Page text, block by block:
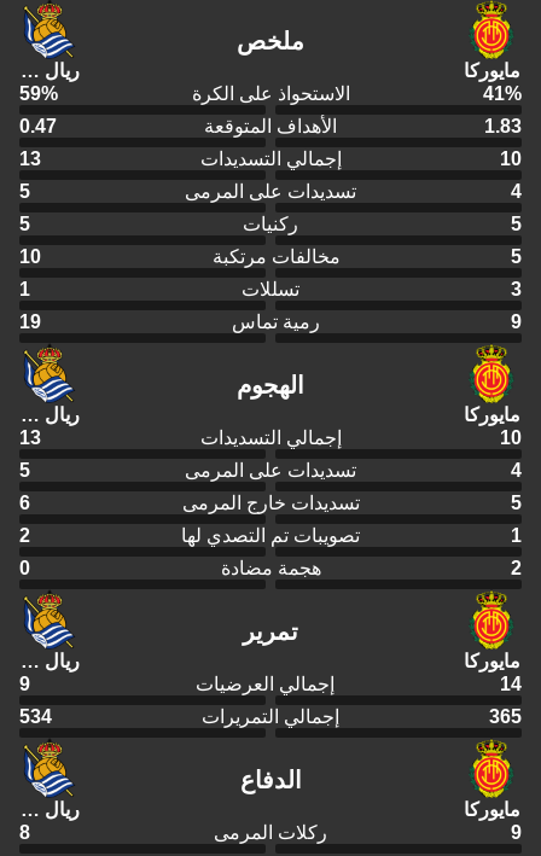
مايوركا
ملخص
ريال سوسييداد
41% الاستحواذ على الكرة 59%
1.83
الأهداف المتوقعة
0.47
10
إجمالي التسديدات
13
4
تسديدات على المرمى
5
5
ركنيات
5
5
مخالفات مرتكبة
10
3
تسللات
1
9
رمية تماس 19
مايوركا
الهجوم
ريال سوسييداد
10
إجمالي التسديدات
13
4
تسديدات على المرمى
5
5
تسديدات خارج المرمى
6
1
تصويبات تم التصدي لها
2
2
هجمة مضادة 0
مايوركا
تمرير
ريال سوسييداد
14
إجمالي العرضيات
9
365
إجمالي التمريرات 534
مايوركا
الدفاع
ريال سوسييداد
9
ركلات المرمى
8